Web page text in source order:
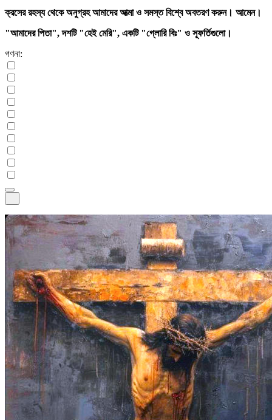
ক্রসের রহস্য থেকে অনুগ্রহ আমাদের আত্মা ও সমস্ত বিশ্বে অবতরণ করুন। আমেন।
"আমাদের পিতা", দশটি "হেই মেরি", একটি "গ্লোরি বিঃ" ও স্ফূর্তিগুলো।
গণনা: